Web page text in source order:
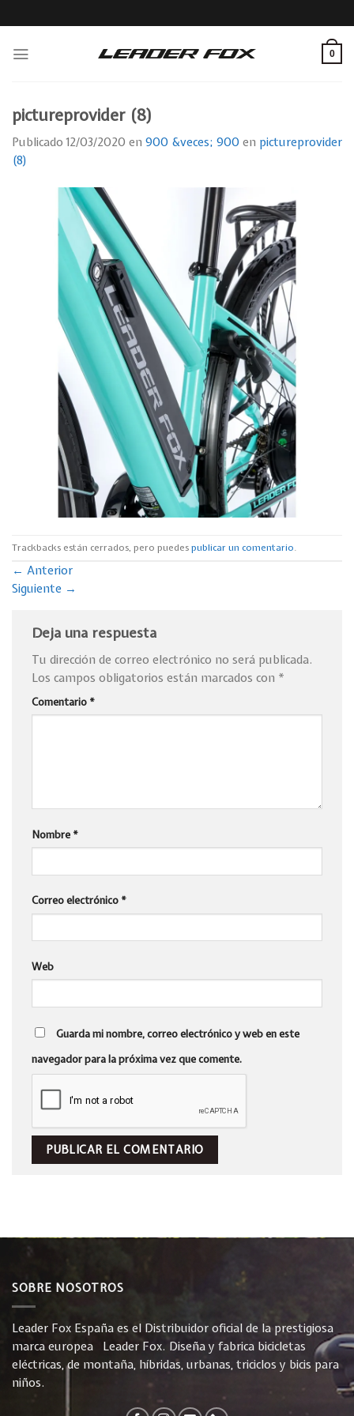
to
0
pictureprovider (8)
Publicado12/03/2020 en 900 &veces; 900 en pictureprovider
(8)
Trackbacks están cerrados, pero puedespublicar un comentario.
← Anterior
Siguiente →
Deja una respuesta
Tu dirección de correo electrónico no será publicada.
Los campos obligatorios están marcados con *
Comentario *
Nombre *
Correo electrónico *
Web
Guarda mi nombre, correo electrónico y web en este
navegador para la próxima vez que comente.
SOBRE NOSOTROS
Leader Fox España es el Distribuidor oficial de la prestigiosa
marca europea Leader Fox. Diseña y fabrica bicicletas
eléctricas, de montaña, híbridas, urbanas, triciclos y bicis para
niños.